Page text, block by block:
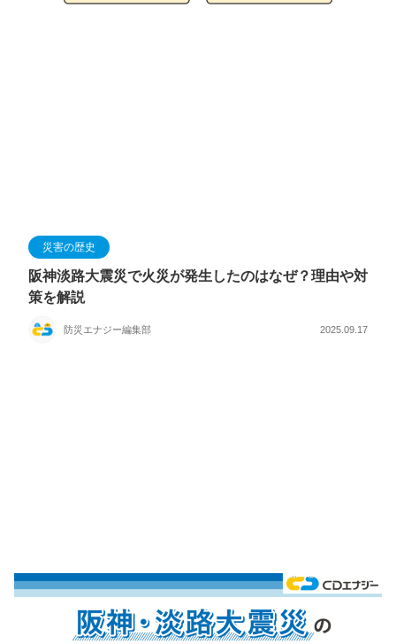
災害の歴史
阪神淡路大震災で火災が発生したのはなぜ？理由や対
策を解説
防災エナジー編集部 2025.09.17